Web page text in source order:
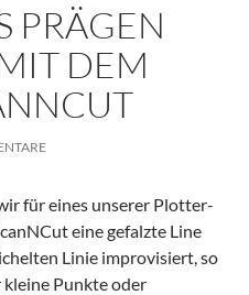
PRÄGEN
DEM
für eines unserer Plotter-
eine gefalzte Line
Linie improvisiert, so
Punkte oder